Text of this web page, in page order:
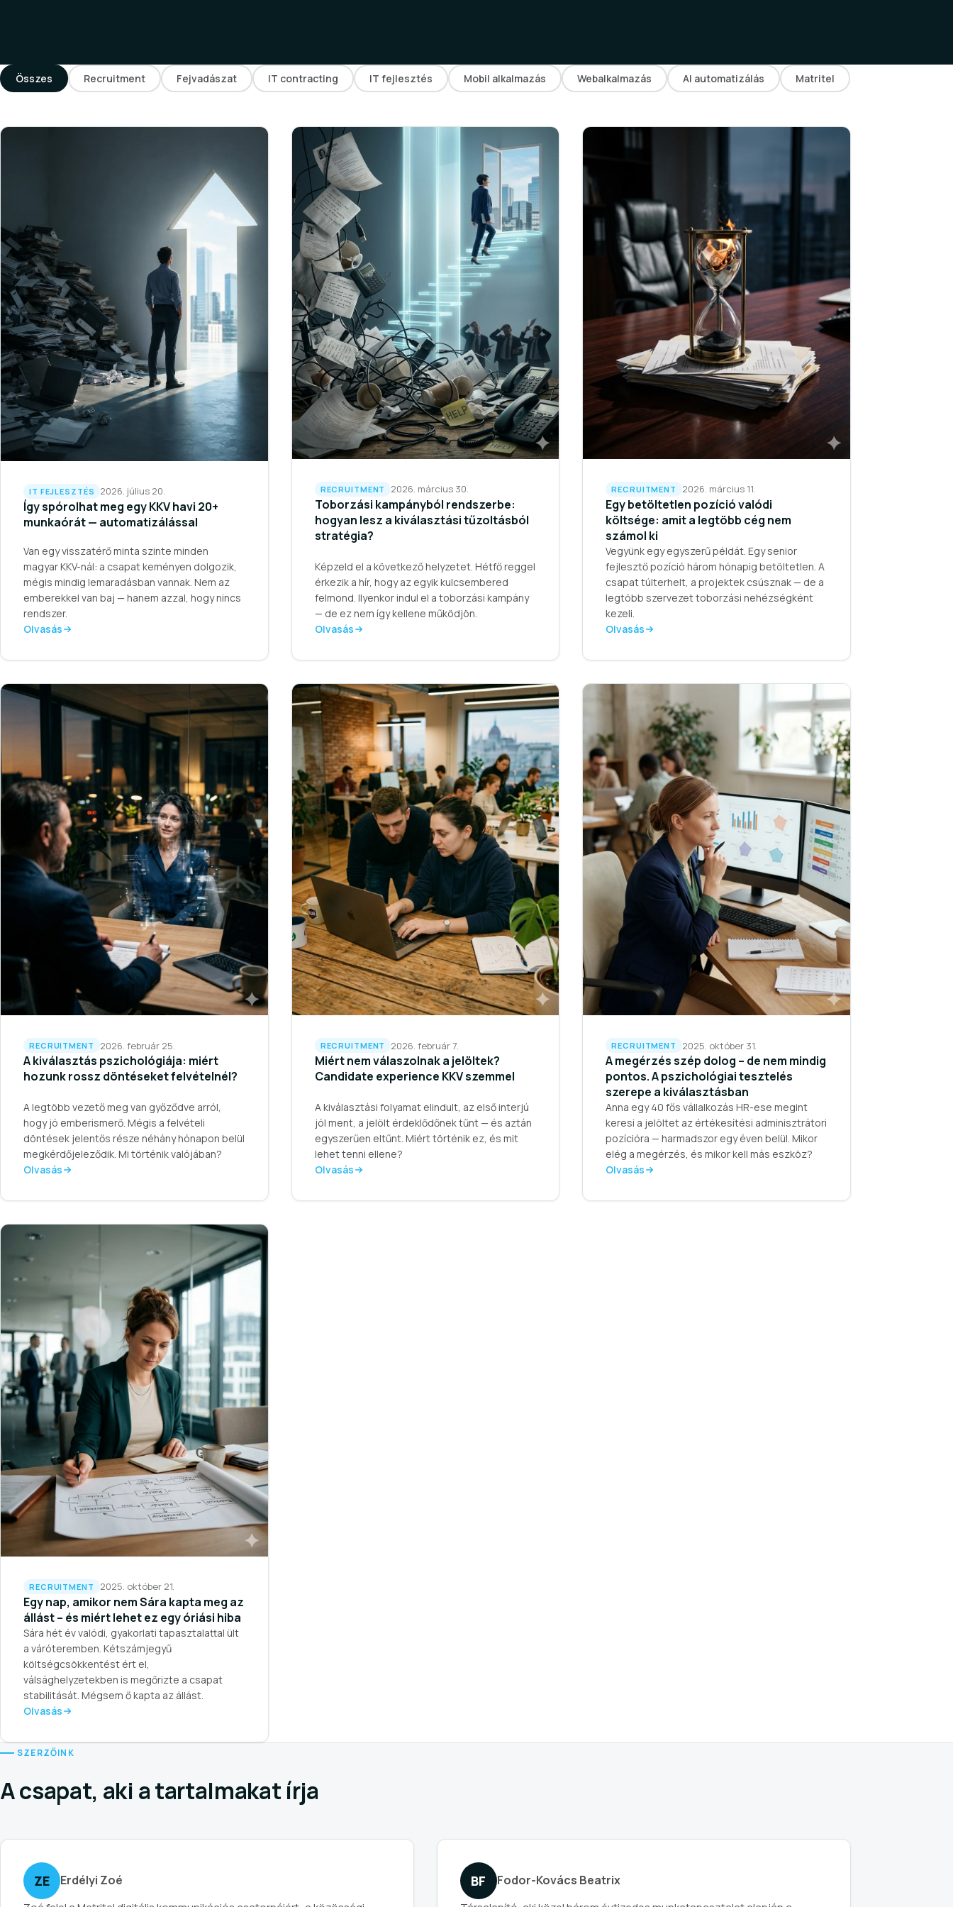
Összes Recruitment Fejvadászat IT contracting IT fejlesztés Mobil alkalmazás Webalkalmazás AI automatizálás Matritel
IT FEJLESZTÉS 2026. július 20.
Így spórolhat meg egy KKV havi 20+
munkaórát — automatizálással
Van egy visszatérő minta szinte minden
magyar KKV-nál: a csapat keményen dolgozik,
mégis mindig lemaradásban vannak. Nem az
emberekkel van baj — hanem azzal, hogy nincs
rendszer.
Olvasás
RECRUITMENT 2026. március 30.
Toborzási kampányból rendszerbe:
hogyan lesz a kiválasztási tűzoltásból
stratégia?
Képzeld el a következő helyzetet. Hétfő reggel
érkezik a hír, hogy az egyik kulcsembered
felmond. Ilyenkor indul el a toborzási kampány
— de ez nem így kellene működjön.
Olvasás
RECRUITMENT 2026. március 11.
Egy betöltetlen pozíció valódi
költsége: amit a legtöbb cég nem
számol ki
Vegyünk egy egyszerű példát. Egy senior
fejlesztő pozíció három hónapig betöltetlen. A
csapat túlterhelt, a projektek csúsznak — de a
legtöbb szervezet toborzási nehézségként
kezeli.
Olvasás
RECRUITMENT 2026. február 25.
A kiválasztás pszichológiája: miért
hozunk rossz döntéseket felvételnél?
A legtöbb vezető meg van győződve arról,
hogy jó emberismerő. Mégis a felvételi
döntések jelentős része néhány hónapon belül
megkérdőjeleződik. Mi történik valójában?
Olvasás
RECRUITMENT 2026. február 7.
Miért nem válaszolnak a jelöltek?
Candidate experience KKV szemmel
A kiválasztási folyamat elindult, az első interjú
jól ment, a jelölt érdeklődőnek tűnt — és aztán
egyszerűen eltűnt. Miért történik ez, és mit
lehet tenni ellene?
Olvasás
RECRUITMENT 2025. október 31.
A megérzés szép dolog – de nem mindig
pontos. A pszichológiai tesztelés
szerepe a kiválasztásban
Anna egy 40 fős vállalkozás HR-ese megint
keresi a jelöltet az értékesítési adminisztrátori
pozícióra — harmadszor egy éven belül. Mikor
elég a megérzés, és mikor kell más eszköz?
Olvasás
RECRUITMENT 2025. október 21.
Egy nap, amikor nem Sára kapta meg az
állást – és miért lehet ez egy óriási hiba
Sára hét év valódi, gyakorlati tapasztalattal ült
a váróteremben. Kétszámjegyű
költségcsökkentést ért el,
válsághelyzetekben is megőrizte a csapat
stabilitását. Mégsem ő kapta az állást.
Olvasás
SZERZŐINK
A csapat, aki a tartalmakat írja
ZE Erdélyi Zoé BF Fodor-Kovács Beatrix